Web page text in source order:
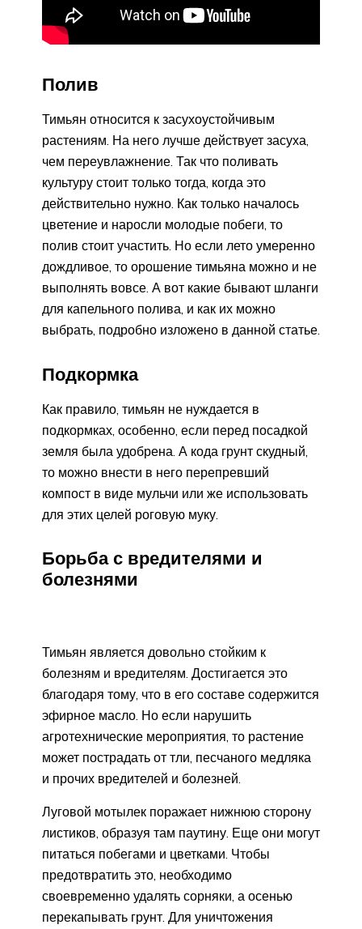
Полив
Тимьян относится к засухоустойчивым
растениям. На него лучше действует засуха,
чем переувлажнение. Так что поливать
культуру стоит только тогда, когда это
действительно нужно. Как только началось
цветение и наросли молодые побеги, то
полив стоит участить. Но если лето умеренно
дождливое, то орошение тимьяна можно и не
выполнять вовсе. А вот какие бывают шланги
для капельного полива, и как их можно
выбрать, подробно изложено в данной статье.
Подкормка
Как правило, тимьян не нуждается в
подкормках, особенно, если перед посадкой
земля была удобрена. А кода грунт скудный,
то можно внести в него перепревший
компост в виде мульчи или же использовать
для этих целей роговую муку.
Борьба с вредителями и
болезнями
Тимьян является довольно стойким к
болезням и вредителям. Достигается это
благодаря тому, что в его составе содержится
эфирное масло. Но если нарушить
агротехнические мероприятия, то растение
может пострадать от тли, песчаного медляка
и прочих вредителей и болезней.
Луговой мотылек поражает нижнюю сторону
листиков, образуя там паутину. Еще они могут
питаться побегами и цветками. Чтобы
предотвратить это, необходимо
своевременно удалять сорняки, а осенью
перекапывать грунт. Для уничтожения